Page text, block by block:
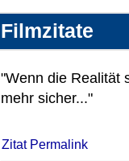
Filmzitate
"Wenn die Realität
mehr sicher..."
Zitat Permalink